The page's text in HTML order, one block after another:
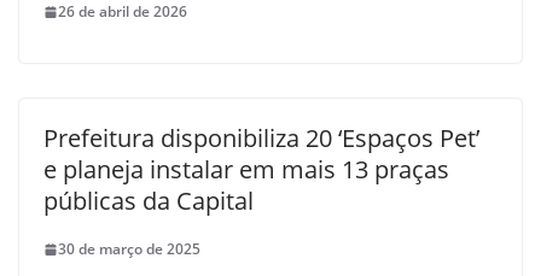
26 de abril de 2026
Prefeitura disponibiliza 20 ‘Espaços Pet’
e planeja instalar em mais 13 praças
públicas da Capital
30 de março de 2025